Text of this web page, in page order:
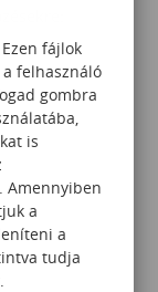
11g:
2
2
fájlok
felhasználó
gombra
is
Amennyiben
a
a
tudja